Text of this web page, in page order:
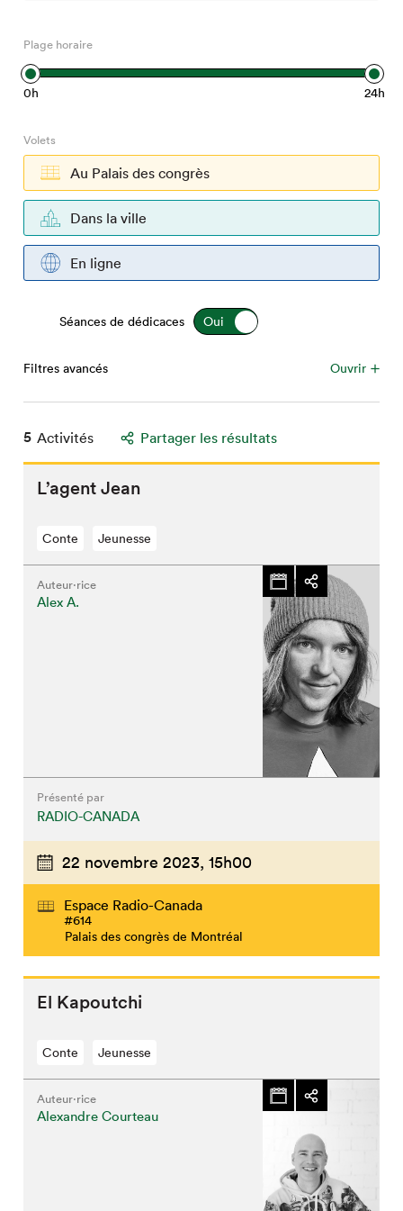
Espace médias
Plage horaire
0h 24h
Volets
Au Palais des congrès
Dans la ville
En ligne
Séances de dédicaces
Filtres avancés Ouvrir
5 Activités Partager les résultats
L’agent Jean
Conte Jeunesse
Auteur·rice
Alex A.
Présenté par
RADIO-CANADA
22 novembre 2023, 15h00
Espace Radio-Canada
#614
Palais des congrès de Montréal
El Kapoutchi
Conte Jeunesse
Auteur·rice
Alexandre Courteau